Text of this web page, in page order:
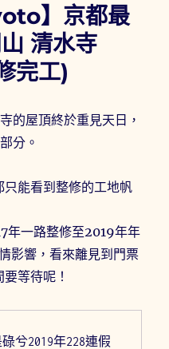
】京都最
清水寺
完工)
的屋頂終於重見天日，
分。
能看到整修的工地帆
年一路整修至2019年年
影響，看來離見到門票
等待呢！
兮2019年228連假